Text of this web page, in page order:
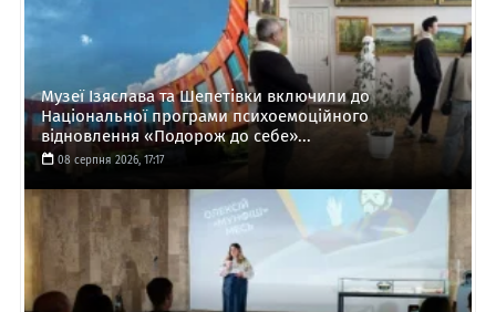
Музеї Ізяслава та Шепетівки включили до
Національної програми психоемоційного
відновлення «Подорож до себе»...
08 серпня 2026, 17:17